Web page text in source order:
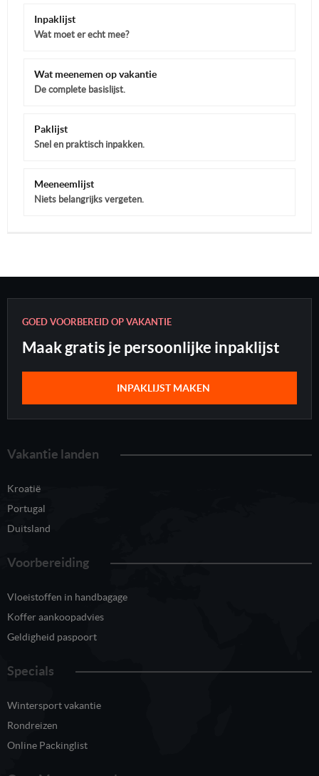
Inpaklijst
Wat moet er echt mee?
Wat meenemen op vakantie
De complete basislijst.
Paklijst
Snel en praktisch inpakken.
Meeneemlijst
Niets belangrijks vergeten.
GOED VOORBEREID OP VAKANTIE
Maak gratis je persoonlijke inpaklijst
INPAKLIJST MAKEN
Vakantie landen
Kroatië
Portugal
Duitsland
Voorbereiding
Vloeistoffen in handbagage
Koffer aankoopadvies
Geldigheid paspoort
Specials
Wintersport vakantie
Rondreizen
Online Packinglist